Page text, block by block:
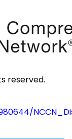
reserved.